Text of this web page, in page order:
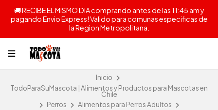
🚚 RECIBE EL MISMO DIA comprando antes de las 11:45 am y
pagando Envio Express! Valido para comunas especificas de
la Region Metropolitana.
Inicio
TodoParaSuMascota | Alimentos y Productos para Mascotas en
Chile
Perros
Alimentos para Perros Adultos